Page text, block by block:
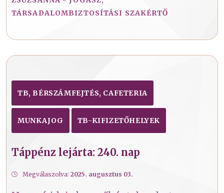
TÁRSADALOMBIZTOSÍTÁSI SZAKÉRTŐ
TB, BÉRSZÁMFEJTÉS, CAFETERIA
MUNKAJOG TB-KIFIZETŐHELYEK
Táppénz lejárta: 240. nap
Megválaszolva: 2025. augusztus 03.